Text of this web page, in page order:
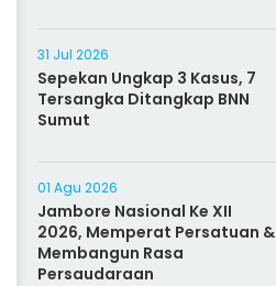
31 Jul 2026
Sepekan Ungkap 3 Kasus, 7
Tersangka Ditangkap BNN
Sumut
01 Agu 2026
Jambore Nasional Ke XII
2026, Memperat Persatuan &
Membangun Rasa
Persaudaraan